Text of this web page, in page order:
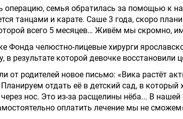
операцию, семья обратилась за помощью к
танцами и карате. Саше 3 года, скоро
всего 5 месяцев… Живём мы скромно,
Фонда челюстно-лицевые хирурги
результате которой девочке восстановили
от родителей новое письмо: «Вика растёт
отдать её в детский сад, в
нос. Это из-за расщелины нёба... В
оплатить лечение мы не